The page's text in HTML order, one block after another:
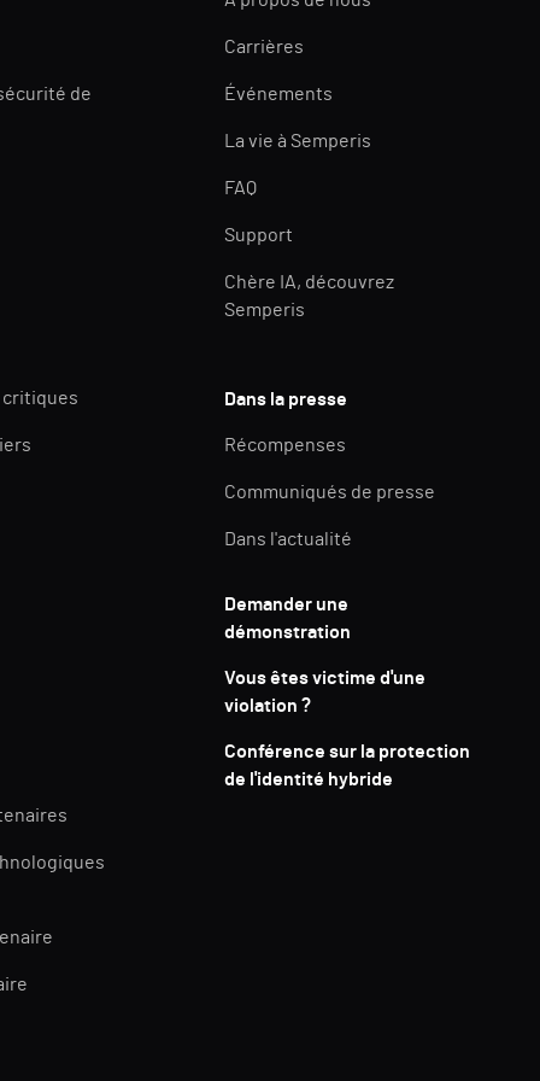
de
Carrières
Événements
La vie à Semperis
FAQ
Support
Chère IA, découvrez
Semperis
Dans la presse
Récompenses
Communiqués de presse
Dans l'actualité
Demander une
démonstration
Vous êtes victime d'une
violation ?
Conférence sur la protection
de l'identité hybride